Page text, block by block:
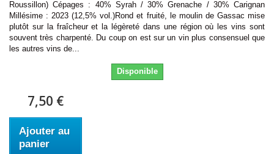
Roussillon) Cépages : 40% Syrah / 30% Grenache / 30% Carignan
Millésime : 2023 (12,5% vol.)Rond et fruité, le moulin de Gassac mise
plutôt sur la fraîcheur et la légèreté dans une région où les vins sont
souvent très charpenté. Du coup on est sur un vin plus consensuel que
les autres vins de...
Disponible
7,50 €
Ajouter au
panier